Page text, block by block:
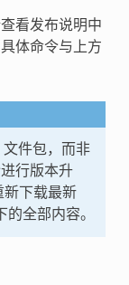
看发布说明中
体命令与上方
文件包，而非
行版本升
新下载最新
的全部内容。